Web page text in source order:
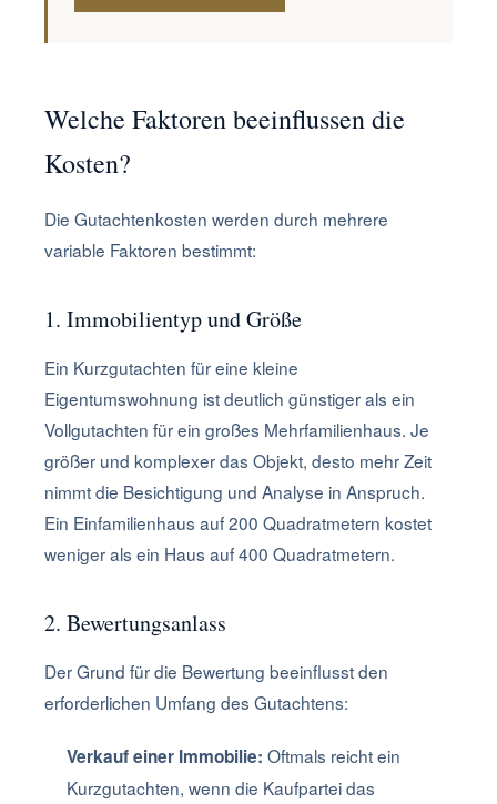
Welche Faktoren beeinflussen die
Kosten?
Die Gutachtenkosten werden durch mehrere
variable Faktoren bestimmt:
1. Immobilientyp und Größe
Ein Kurzgutachten für eine kleine
Eigentumswohnung ist deutlich günstiger als ein
Vollgutachten für ein großes Mehrfamilienhaus. Je
größer und komplexer das Objekt, desto mehr Zeit
nimmt die Besichtigung und Analyse in Anspruch.
Ein Einfamilienhaus auf 200 Quadratmetern kostet
weniger als ein Haus auf 400 Quadratmetern.
2. Bewertungsanlass
Der Grund für die Bewertung beeinflusst den
erforderlichen Umfang des Gutachtens:
Verkauf einer Immobilie: Oftmals reicht ein
Kurzgutachten, wenn die Kaufpartei das